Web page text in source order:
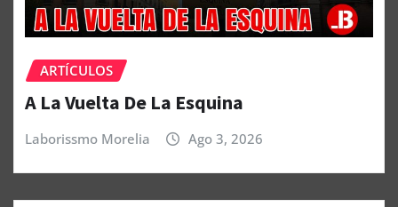
ARTÍCULOS
A La Vuelta De La Esquina
Laborissmo Morelia Ago 3, 2026